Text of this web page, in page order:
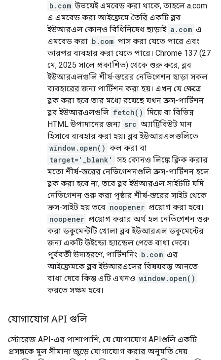
b.com উভয়েই এমবেড করা থাকে, তাহলে a.com
এ এমবেড করা আইফ্রেমে তৈরি একটি ব্লব
ইউআরএল কোনও বিধিনিষেধ ছাড়াই a.com এ
এমবেড করা b.com পাস করা যেতে পারে এবং
তারপর ব্যবহার করা যেতে পারে। Chrome 137 (27
মে, 2025 সালে প্রকাশিত) থেকে শুরু করে, ব্লব
ইউআরএলগুলি শীর্ষ-স্তরের নেভিগেশন ছাড়া সকল
ব্যবহারের জন্য পার্টিশন করা হয়। এখন যে ক্ষেত্রে
ব্লক করা হবে তার মধ্যে রয়েছে যখন ক্রস-পার্টিশন
ব্লব ইউআরএলগুলি fetch() দিয়ে বা বিভিন্ন
HTML উপাদানের জন্য src অ্যাট্রিবিউট মান
হিসাবে ব্যবহার করা হয়। ব্লব ইউআরএলগুলিতে
window.open() কল করা বা
target='_blank'
সহ কোনও লিঙ্কে ক্লিক করার
মতো শীর্ষ-স্তরের নেভিগেশনগুলি ক্রস-পার্টিশন হলে
ব্লক করা হবে না, তবে ব্লব ইউআরএল সাইটটি যদি
নেভিগেশন শুরু করা পৃষ্ঠার শীর্ষ-স্তরের সাইট থেকে
ক্রস-সাইট হয় তবে noopener প্রয়োগ করা হবে।
noopener প্রয়োগ করার অর্থ হল নেভিগেশন শুরু
করা ডকুমেন্টটি খোলা ব্লব ইউআরএল ডকুমেন্টের
জন্য একটি উইন্ডো হ্যান্ডেল পেতে বাধা দেবে।
পূর্ববর্তী উদাহরণে, পার্টিশনিং b.com এর
আইফ্রেমকে ব্লব ইউআরএলের বিষয়বস্তু আনতে
বাধা দেবে কিন্তু এটি এখনও window.open()
করতে সক্ষম হবে।
যোগাযোগ API গুলি
স্টোরেজ API-এর পাশাপাশি, যে যোগাযোগ APIগুলি একটি
প্রসঙ্গকে মূল সীমানা জুড়ে যোগাযোগ করার অনুমতি দেয়